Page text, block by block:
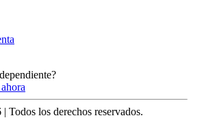
| Todos los derechos reservados.